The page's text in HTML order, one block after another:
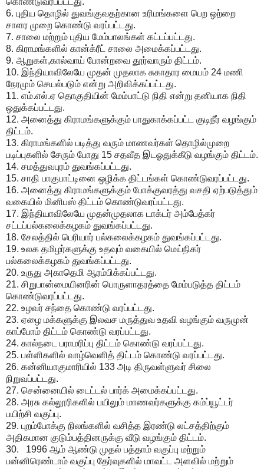
6. புதிய தொழில் துவங்குவதற்கான உரிமங்களை பெற ஒற்றை
சாளர முறை கொண்டு வரப்பட்டது.
7. சாலை மற்றும் புதிய மேம்பாலங்கள் கட்டப்பட்டது.
8. கிராமங்களில் கான்க்ரீட் சாலை அமைக்கப்பட்டது.
9. ஆறுகள்,கால்வாய் போன்றவை தூர்வாரும் திட்டம்.
10. இந்தியாவிலேயே முதன் முதலாக சுகாதார மையம் 24 மணி
நேரமும் செயல்படும் என்று அறிவிக்கப்பட்டது.
11. எம்.எல்.ஏ தொகுதியின் மேம்பாட்டு நிதி என்று தனியாக நிதி
ஒதுக்கப்பட்டது.
12. அனைத்து கிராமங்களுக்கும் பாதுகாக்கப்பட்ட குடிநீர் வழங்கும்
திட்டம்.
13. கிராமங்களில் படித்து வரும் மாணவர்கள் தொழில்முறை
படிப்புகளில் சேரும் போது 15 சதவீத இடஓதுக்கீடு வழங்கும் திட்டம்.
14. சமத்துவபுரம் துவங்கப்பட்டது.
15. சாதி பாகுபாட்டினை ஒழிக்க திட்டங்கள் கொண்டுவரப்பட்டது.
16. அனைத்து கிராமங்களுக்கும் போக்குவரத்து வசதி ஏற்படுத்தும்
வகையில் மினிபஸ் திட்டம் கொண்டுவரப்பட்டது.
17. இந்தியாவிலேயே முதன்முதலாக டாக்டர் அம்பேத்கர்
சட்டப்பல்கலைக்கழகம் துவங்கப்பட்டது.
18. சேலத்தில் பெரியார் பல்கலைக்கழகம் துவங்கப்பட்டது.
19. உலக தமிழர்களுக்கு உதவும் வகையில் மெய்நிகர்
பல்கலைக்கழகம் துவங்கப்பட்டது.
20. உருது அகாதெமி ஆரம்பிக்கப்பட்டது.
21. சிறுபான்மையினரின் பொருளாதரத்தை மேம்படுத்த திட்டம்
கொண்டுவரப்பட்டது.
22. உழவர் சந்தை கொண்டு வரப்பட்டது.
23. ஏழை மக்களுக்கு இலவச மருத்துவ உதவி வழங்கும் வருமுன்
காப்போம் திட்டம் கொண்டு வரப்பட்டது.
24. கால்நடை பராமரிப்பு திட்டம் கொண்டு வரப்பட்டது.
25. பள்ளிகளில் வாழ்வெளித் திட்டம் கொண்டு வரப்பட்டது.
26. கன்னியாகுமாரியில் 133 அடி திருவள்ளுவர் சிலை
நிறுவப்பட்டது.
27. சென்னையில் டைட்டல் பார்க் அமைக்கப்பட்டது.
28. அரசு கல்லூரிகளில் பயிலும் மாணவர்களுக்கு கம்ப்யூட்டர்
பயிற்சி வகுப்பு.
29. புறம்போக்கு நிலங்களில் வசித்த இரண்டு லட்சத்திற்கும்
அதிகமான குடும்பத்தினருக்கு வீடு வழங்கும் திட்டம்.
30. 1996 ஆம் ஆண்டு முதல் பத்தாம் வகுப்பு மற்றும்
பன்னிரெண்டாம் வகுப்பு தேர்வுகளில் மாவட்ட அளவில் மற்றும்